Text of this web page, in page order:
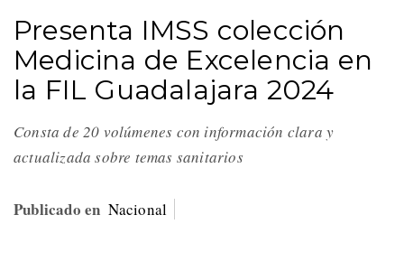
Presenta IMSS colección
Medicina de Excelencia en
la FIL Guadalajara 2024
Consta de 20 volúmenes con información clara y
actualizada sobre temas sanitarios
Publicado en Nacional